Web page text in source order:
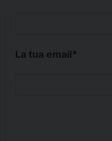
La tua email*